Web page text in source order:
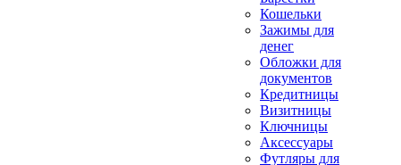
Кошельки
Зажимы для
денег
Обложки для
документов
Кредитницы
Визитницы
Ключницы
Аксессуары
Футляры для